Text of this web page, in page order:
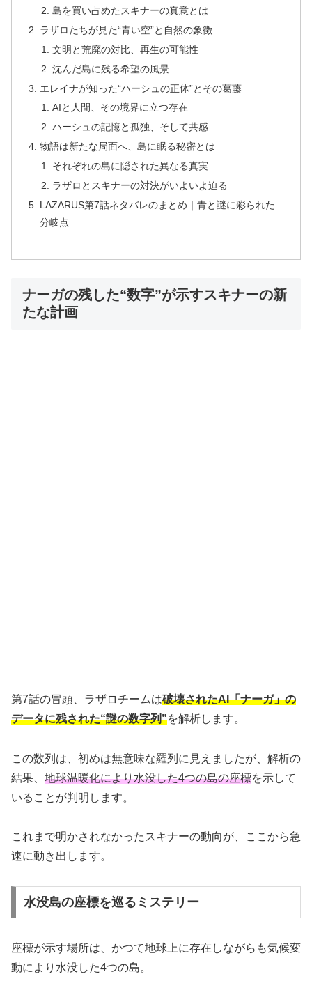
島を買い占めたスキナーの真意とは
ラザロたちが見た“青い空”と自然の象徴
文明と荒廃の対比、再生の可能性
沈んだ島に残る希望の風景
エレイナが知った“ハーシュの正体”とその葛藤
AIと人間、その境界に立つ存在
ハーシュの記憶と孤独、そして共感
物語は新たな局面へ、島に眠る秘密とは
それぞれの島に隠された異なる真実
ラザロとスキナーの対決がいよいよ迫る
LAZARUS第7話ネタバレのまとめ｜青と謎に彩られた
分岐点
ナーガの残した“数字”が示すスキナーの新
たな計画
第7話の冒頭、ラザロチームは破壊されたAI「ナーガ」の
データに残された“謎の数字列”を解析します。
この数列は、初めは無意味な羅列に見えましたが、解析の
結果、 地球温暖化により水没した4つの島の座標を示して
いることが判明します。
これまで明かされなかったスキナーの動向が、ここから急
速に動き出します。
水没島の座標を巡るミステリー
座標が示す場所は、かつて地球上に存在しながらも気候変
動により水没した4つの島。